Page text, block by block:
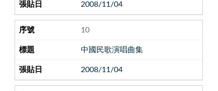
2008/11/04
10
中國民歌演唱曲集
2008/11/04